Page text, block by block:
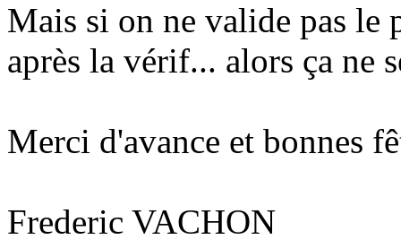
Mais si on ne valide pas le
après la vérif... alors ça ne
Merci d'avance et bonnes
Frederic VACHON